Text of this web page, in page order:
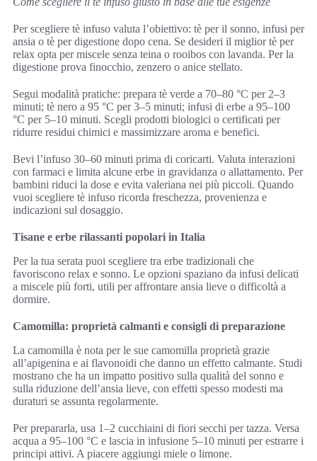
Per scegliere tè infuso valuta l’obiettivo: tè per il sonno, infusi per
ansia o tè per digestione dopo cena. Se desideri il miglior tè per
relax opta per miscele senza teina o rooibos con lavanda. Per la
digestione prova finocchio, zenzero o anice stellato.
Segui modalità pratiche: prepara tè verde a 70–80 °C per 2–3
minuti; tè nero a 95 °C per 3–5 minuti; infusi di erbe a 95–100
°C per 5–10 minuti. Scegli prodotti biologici o certificati per
ridurre residui chimici e massimizzare aroma e benefici.
Bevi l’infuso 30–60 minuti prima di coricarti. Valuta interazioni
con farmaci e limita alcune erbe in gravidanza o allattamento. Per
bambini riduci la dose e evita valeriana nei più piccoli. Quando
vuoi scegliere tè infuso ricorda freschezza, provenienza e
indicazioni sul dosaggio.
Tisane e erbe rilassanti popolari in Italia
Per la tua serata puoi scegliere tra erbe tradizionali che
favoriscono relax e sonno. Le opzioni spaziano da infusi delicati
a miscele più forti, utili per affrontare ansia lieve o difficoltà a
dormire.
Camomilla: proprietà calmanti e consigli di preparazione
La camomilla è nota per le sue camomilla proprietà grazie
all’apigenina e ai flavonoidi che danno un effetto calmante. Studi
mostrano che ha un impatto positivo sulla qualità del sonno e
sulla riduzione dell’ansia lieve, con effetti spesso modesti ma
duraturi se assunta regolarmente.
Per prepararla, usa 1–2 cucchiaini di fiori secchi per tazza. Versa
acqua a 95–100 °C e lascia in infusione 5–10 minuti per estrarre i
principi attivi. A piacere aggiungi miele o limone.